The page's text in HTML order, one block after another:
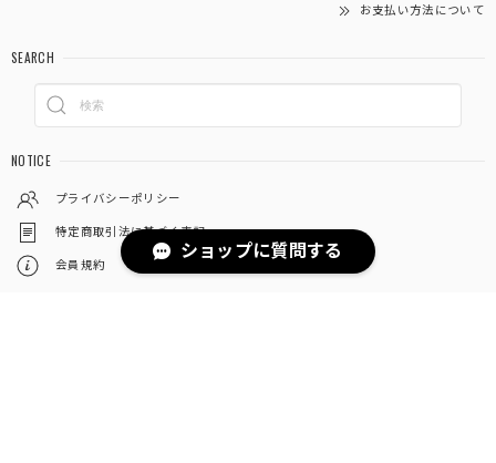
お支払い方法について
SEARCH
NOTICE
プライバシーポリシー
特定商取引法に基づく表記
会員規約
ショップに質問する